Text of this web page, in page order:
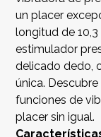
un placer
longitud de
estimulador
delicado dedo,
única.
funciones de
placer sin igual.